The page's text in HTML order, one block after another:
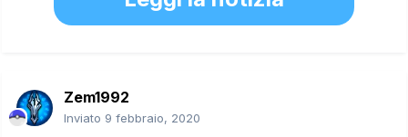
Zem1992
Inviato 9 febbraio, 2020